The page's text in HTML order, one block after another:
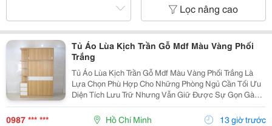
Lọc nâng cao
Tủ Áo Lùa Kịch Trần Gỗ Mdf Màu Vàng Phối
Trắng
Tủ Áo Lùa Kịch Trần Gỗ Mdf Màu Vàng Phối Trắng Là
Lựa Chọn Phù Hợp Cho Những Phòng Ngủ Cần Tối Ưu
Diện Tích Lưu Trữ Nhưng Vẫn Giữ Được Sự Gọn Gàng,
Hiện Đại. Thiết Kế Cao Kịch Trần Giúp Tận Dụng Khoảng
Không Phía Trên, Hạn Chế Bụi Bám Và Tạo Cảm Giác...
0987 *** *** Hồ Chí Minh 13 giờ trước